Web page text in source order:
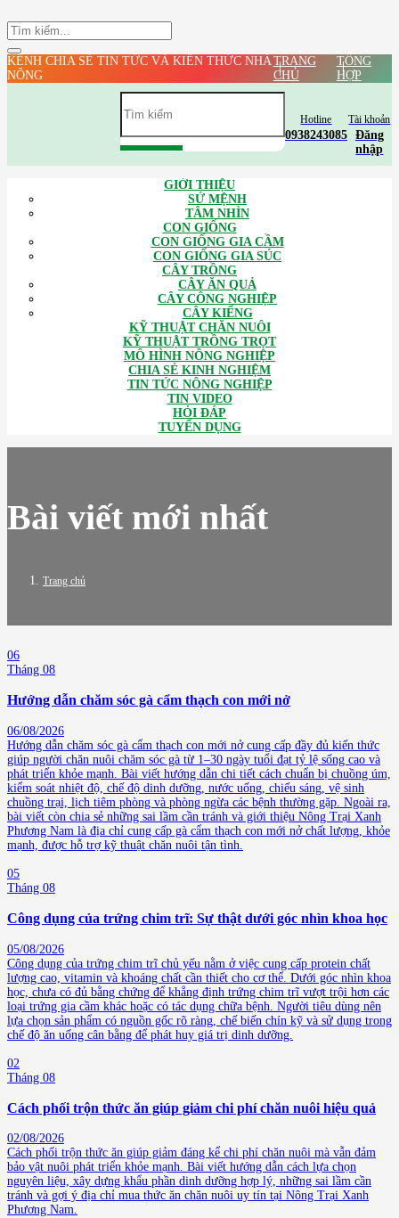
KÊNH CHIA SẺ TIN TỨC VÀ KIẾN THỨC NHÀ
NÔNG
TRANG
CHỦ
TỔNG
HỢP
Hotline
0938243085
Tài khoản
Đăng
nhập
GIỚI THIỆU
SỨ MỆNH
TÂM NHÌN
CON GIỐNG
CON GIỐNG GIA CẦM
CON GIỐNG GIA SÚC
CÂY TRỒNG
CÂY ĂN QUẢ
CÂY CÔNG NGHIỆP
CÂY KIỂNG
KỸ THUẬT CHĂN NUÔI
KỸ THUẬT TRỒNG TRỌT
MÔ HÌNH NÔNG NGHIỆP
CHIA SẺ KINH NGHIỆM
TIN TỨC NÔNG NGHIỆP
TIN VIDEO
HỎI ĐÁP
TUYỂN DỤNG
Bài viết mới nhất
Trang chủ
06
Tháng 08
Hướng dẫn chăm sóc gà cẩm thạch con mới nở
06/08/2026
Hướng dẫn chăm sóc gà cẩm thạch con mới nở cung cấp đầy đủ kiến thức
giúp người chăn nuôi chăm sóc gà từ 1–30 ngày tuổi đạt tỷ lệ sống cao và
phát triển khỏe mạnh. Bài viết hướng dẫn chi tiết cách chuẩn bị chuồng úm,
kiểm soát nhiệt độ, chế độ dinh dưỡng, nước uống, chiếu sáng, vệ sinh
chuồng trại, lịch tiêm phòng và phòng ngừa các bệnh thường gặp. Ngoài ra,
bài viết còn chia sẻ những sai lầm cần tránh và giới thiệu Nông Trại Xanh
Phương Nam là địa chỉ cung cấp gà cẩm thạch con mới nở chất lượng, khỏe
mạnh, được hỗ trợ kỹ thuật chăn nuôi tận tình.
05
Tháng 08
Công dụng của trứng chim trĩ: Sự thật dưới góc nhìn khoa học
05/08/2026
Công dụng của trứng chim trĩ chủ yếu nằm ở việc cung cấp protein chất
lượng cao, vitamin và khoáng chất cần thiết cho cơ thể. Dưới góc nhìn khoa
học, chưa có đủ bằng chứng để khẳng định trứng chim trĩ vượt trội hơn các
loại trứng gia cầm khác hoặc có tác dụng chữa bệnh. Người tiêu dùng nên
lựa chọn sản phẩm có nguồn gốc rõ ràng, chế biến chín kỹ và sử dụng trong
chế độ ăn uống cân bằng để phát huy giá trị dinh dưỡng.
02
Tháng 08
Cách phối trộn thức ăn giúp giảm chi phí chăn nuôi hiệu quả
02/08/2026
Cách phối trộn thức ăn giúp giảm đáng kể chi phí chăn nuôi mà vẫn đảm
bảo vật nuôi phát triển khỏe mạnh. Bài viết hướng dẫn cách lựa chọn
nguyên liệu, xây dựng khẩu phần dinh dưỡng hợp lý, những sai lầm cần
tránh và gợi ý địa chỉ mua thức ăn chăn nuôi uy tín tại Nông Trại Xanh
Phương Nam.